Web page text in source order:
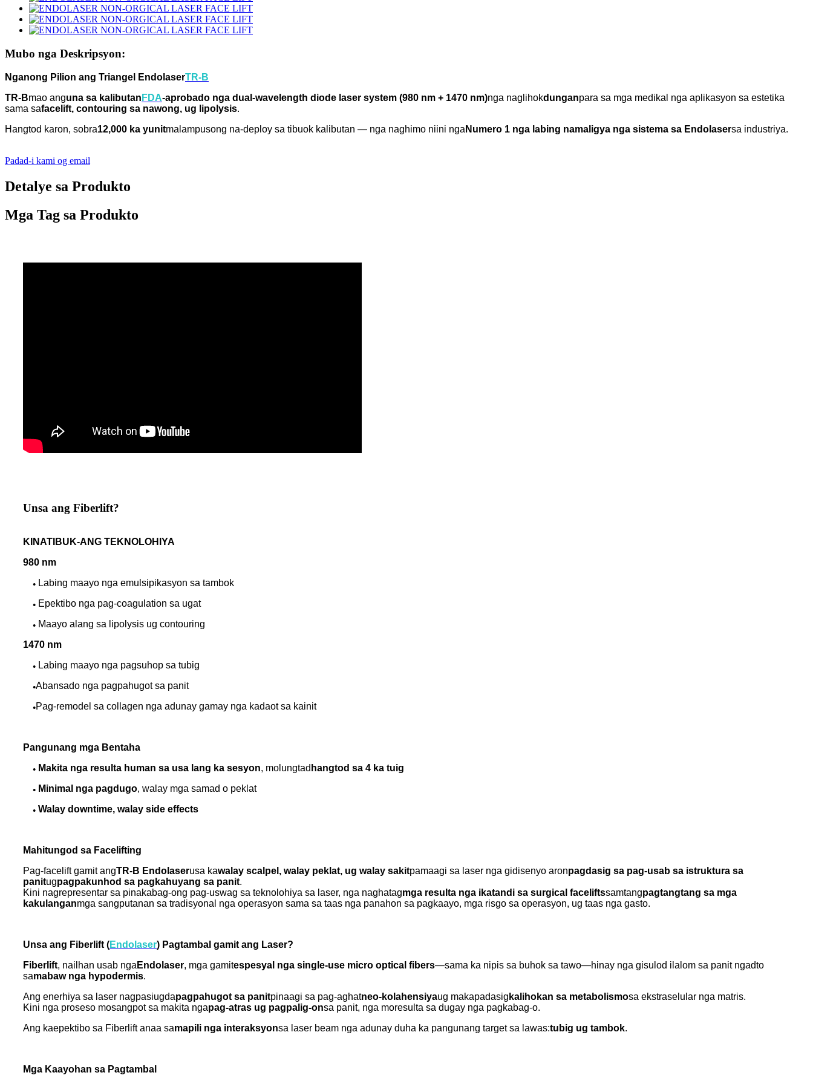
Mubo nga Deskripsyon:
Nganong Pilion ang Triangel EndolaserTR-B
TR-Bmao anguna sa kalibutan FDA-aprobado nga dual-wavelength diode laser system (980 nm + 1470 nm)nga naglihokdunganpara sa mga medikal nga aplikasyon sa estetika
sama safacelift, contouring sa nawong, ug lipolysis.
Hangtod karon, sobra12,000 ka yunitmalampusong na-deploy sa tibuok kalibutan — nga naghimo niini nga Numero 1 nga labing namaligya nga sistema sa Endolasersa industriya.
Padad-i kami og email
Detalye sa Produkto
Mga Tag sa Produkto
Unsa ang Fiberlift?
KINATIBUK-ANG TEKNOLOHIYA
980 nm
● Labing maayo nga emulsipikasyon sa tambok
● Epektibo nga pag-coagulation sa ugat
● Maayo alang sa lipolysis ug contouring
1470 nm
● Labing maayo nga pagsuhop sa tubig
●Abansado nga pagpahugot sa panit
● Pag-remodel sa collagen nga adunay gamay nga kadaot sa kainit
Pangunang mga Bentaha
● Makita nga resulta human sa usa lang ka sesyon, molungtad hangtod sa 4 ka tuig
● Minimal nga pagdugo, walay mga samad o peklat
● Walay downtime, walay side effects
Mahitungod sa Facelifting
Pag-facelift gamit angTR-B Endolaserusa kawalay scalpel, walay peklat, ug walay sakitpamaagi sa laser nga gidisenyo aronpagdasig sa pag-usab sa istruktura sa
panitugpagpakunhod sa pagkahuyang sa panit.
Kini nagrepresentar sa pinakabag-ong pag-uswag sa teknolohiya sa laser, nga naghatagmga resulta nga ikatandi sa surgical faceliftssamtangpagtangtang sa mga
kakulanganmga sangputanan sa tradisyonal nga operasyon sama sa taas nga panahon sa pagkaayo, mga risgo sa operasyon, ug taas nga gasto.
Unsa ang Fiberlift (Endol aser) Pagtambal gamit ang Laser?
Fiberlift, nailhan usab ngaEndol aser, mga gamitespesyal nga single-use micro optical fibers—sama ka nipis sa buhok sa tawo—hinay nga gisulod ilalom sa panit ngadto
samabaw nga hypodermis.
Ang enerhiya sa laser nagpasiugdapagpahugot sa panitpinaagi sa pag-aghatneo-kolahensiyaug makapadasig kalihokan sa metabolismosa ekstraselular nga matris.
Kini nga proseso mosangpot sa makita ngapag-atras ug pagpalig-onsa panit, nga moresulta sa dugay nga pagkabag-o.
Ang kaepektibo sa Fiberlift anaa samapili nga interaksyonsa laser beam nga adunay duha ka pangunang target sa lawas:tubig ug tambok.
Mga Kaayohan sa Pagtambal